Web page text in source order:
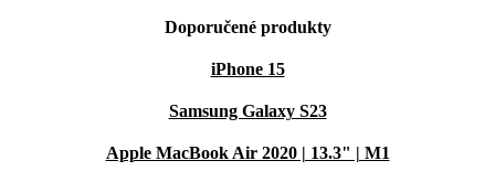
Doporučené produkty
iPhone 15
Samsung Galaxy S23
Apple MacBook Air 2020 | 13.3" | M1